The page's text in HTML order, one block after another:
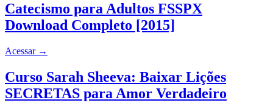
Catecismo para Adultos FSSPX
Download Completo [2015]
Acessar →
Curso Sarah Sheeva: Baixar Lições
SECRETAS para Amor Verdadeiro